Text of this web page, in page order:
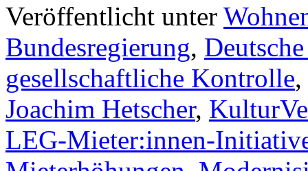
Veröffentlicht unter
Bundesregierung,
gesellschaftliche Kontrolle,
Joachim Hetscher,
LEG-Mieter:innen-